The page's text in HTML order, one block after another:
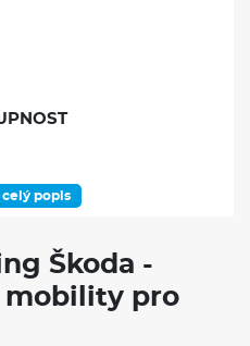
s příslušenstvím
únavy se sledováním řidiče
popis
Škoda -
mobility pro